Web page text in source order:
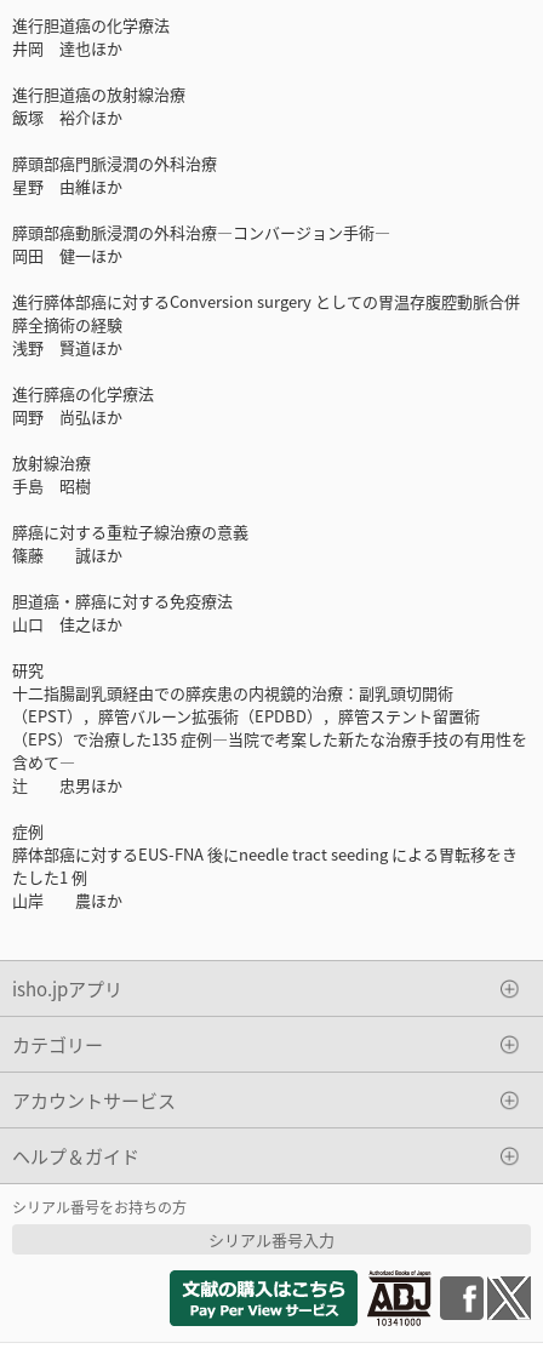
進行胆道癌の化学療法
井岡 達也ほか
進行胆道癌の放射線治療
飯塚 裕介ほか
膵頭部癌門脈浸潤の外科治療
星野 由維ほか
膵頭部癌動脈浸潤の外科治療―コンバージョン手術―
岡田 健一ほか
進行膵体部癌に対するConversion surgery としての胃温存腹腔動脈合併
膵全摘術の経験
浅野 賢道ほか
進行膵癌の化学療法
岡野 尚弘ほか
放射線治療
手島 昭樹
膵癌に対する重粒子線治療の意義
篠藤 誠ほか
胆道癌・膵癌に対する免疫療法
山口 佳之ほか
研究
十二指腸副乳頭経由での膵疾患の内視鏡的治療：副乳頭切開術
（EPST），膵管バルーン拡張術（EPDBD），膵管ステント留置術
（EPS）で治療した135 症例―当院で考案した新たな治療手技の有用性を
含めて―
辻 忠男ほか
症例
膵体部癌に対するEUS-FNA 後にneedle tract seeding による胃転移をき
たした1 例
山岸 農ほか
isho.jpアプリ
カテゴリー
アカウントサービス
ヘルプ＆ガイド
シリアル番号をお持ちの方
シリアル番号入力